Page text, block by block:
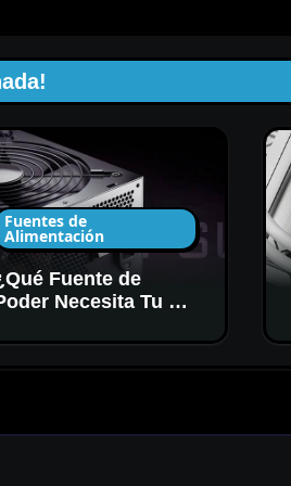
Fuentes de
Alimentación
Fuente de
Necesita Tu PC